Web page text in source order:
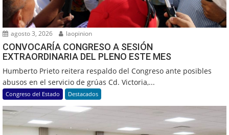
agosto 3, 2026 laopinion
CONVOCARÍA CONGRESO A SESIÓN
EXTRAORDINARIA DEL PLENO ESTE MES
Humberto Prieto reitera respaldo del Congreso ante posibles
abusos en el servicio de grúas Cd. Victoria,...
Congreso del Estado Destacados